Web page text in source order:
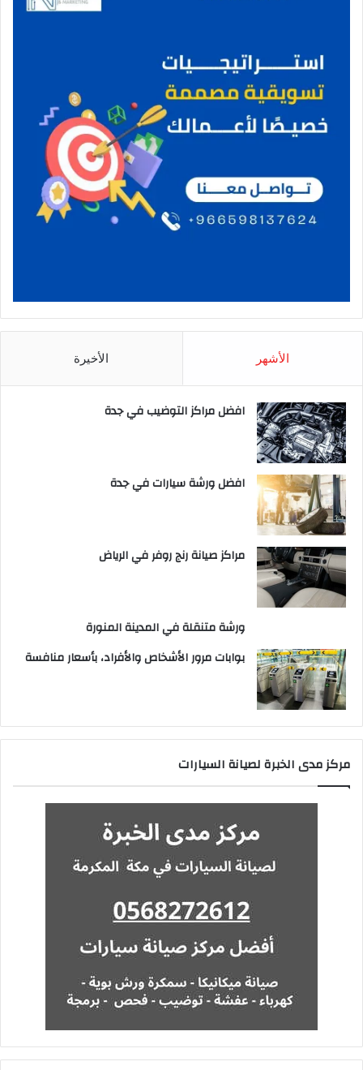
الأشهر الأخيرة
افضل مراكز التوضيب في جدة
افضل ورشة سيارات في جدة
مراكز صيانة رنج روفر في الرياض
ورشة متنقلة في المدينة المنورة
بوابات مرور الأشخاص والأفراد، بأسعار منافسة
مركز مدى الخبرة لصيانة السيارات